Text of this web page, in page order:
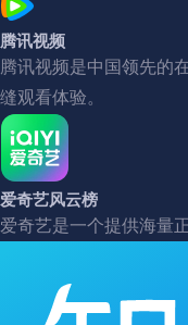
腾讯视频
腾讯视频是中国领先的
缝观看体验。
爱奇艺风云榜
爱奇艺是一个提供海量